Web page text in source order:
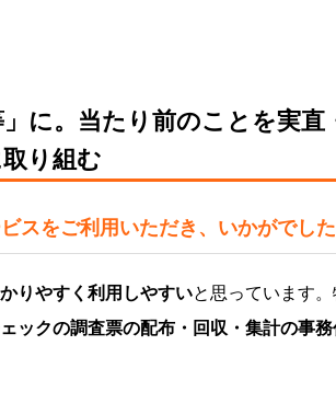
に。当たり前のことを実直
り組む
スをご利用いただき、いかがでし
りやすく利用しやすいと思っています
ックの調査票の配布・回収・集計の事